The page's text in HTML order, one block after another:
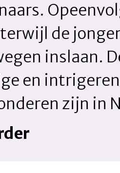
de
inslaan.
en
zijn in